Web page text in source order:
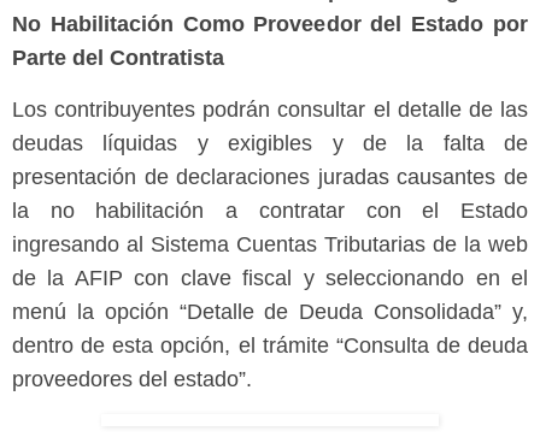
No Habilitación Como Proveedor del Estado por
Parte del Contratista
Los contribuyentes podrán consultar el detalle de las
deudas líquidas y exigibles y de la falta de
presentación de declaraciones juradas causantes de
la no habilitación a contratar con el Estado
ingresando al Sistema Cuentas Tributarias de la web
de la AFIP con clave fiscal y seleccionando en el
menú la opción “Detalle de Deuda Consolidada” y,
dentro de esta opción, el trámite “Consulta de deuda
proveedores del estado”.